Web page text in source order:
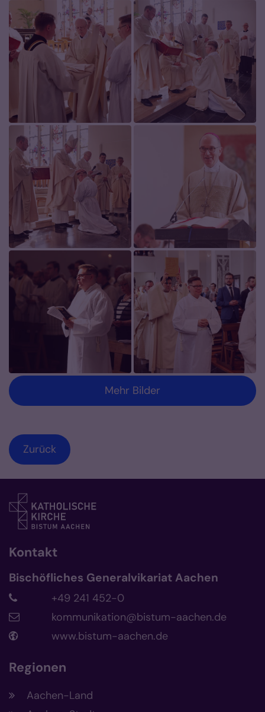
Mehr Bilder
Zurück
Kontakt
Bischöfliches Generalvikariat Aachen
+49 241 452-0
kommunikation@bistum-aachen.de
www.bistum-aachen.de
Regionen
Aachen-Land